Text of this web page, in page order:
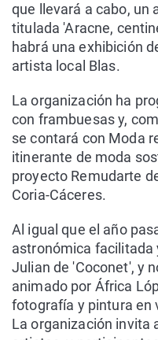
que llevará a cabo, un
titulada 'Aracne,
habrá una exhibición
artista local Blas.
La organización ha
con frambuesas y,
se contará con Moda
itinerante de moda
proyecto Remudarte
Coria-Cáceres.
Al igual que el año
astronómica facilitada
Julian de 'Coconet', y
animado por África
fotografía y pintura en
La organización invita